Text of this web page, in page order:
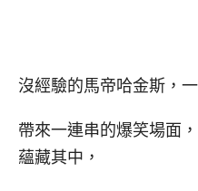
沒經驗的馬帝哈金斯，
帶來一連串的爆笑場面
蘊藏其中，